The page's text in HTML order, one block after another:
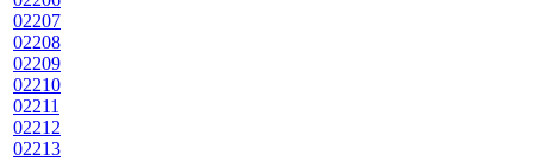
02207
02208
02209
02210
02211
02212
02213